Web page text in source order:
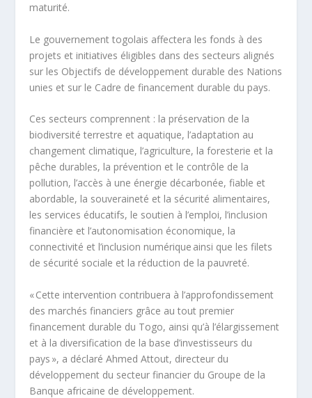
maturité.
Le gouvernement togolais affectera les fonds à des
projets et initiatives éligibles dans des secteurs alignés
sur les Objectifs de développement durable des Nations
unies et sur le Cadre de financement durable du pays.
Ces secteurs comprennent : la préservation de la
biodiversité terrestre et aquatique, l’adaptation au
changement climatique, l’agriculture, la foresterie et la
pêche durables, la prévention et le contrôle de la
pollution, l’accès à une énergie décarbonée, fiable et
abordable, la souveraineté et la sécurité alimentaires,
les services éducatifs, le soutien à l’emploi, l’inclusion
financière et l’autonomisation économique, la
connectivité et l’inclusion numérique ainsi que les filets
de sécurité sociale et la réduction de la pauvreté.
« Cette intervention contribuera à l’approfondissement
des marchés financiers grâce au tout premier
financement durable du Togo, ainsi qu’à l’élargissement
et à la diversification de la base d’investisseurs du
pays », a déclaré Ahmed Attout, directeur du
développement du secteur financier du Groupe de la
Banque africaine de développement.